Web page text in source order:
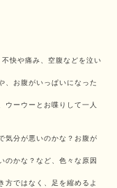
快や痛み、空腹などを泣い
、お腹がいっぱいになった
ウーウーとお喋りして一人
気分が悪いのかな？お腹が
のかな？など、色々な原因
方ではなく、足を縮めるよ